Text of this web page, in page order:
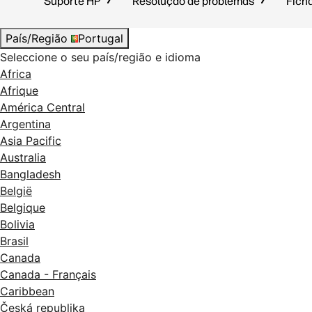
País/Região
Portugal
Seleccione o seu país/região e idioma
Africa
Afrique
América Central
Argentina
Asia Pacific
Australia
Bangladesh
België
Belgique
Bolivia
Brasil
Canada
Canada - Français
Caribbean
Česká republika